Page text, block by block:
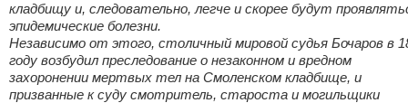
кладбищу и, следовательно, легче и скорее будут
эпидемические болезни.
Независимо от этого, столичный мировой судья Бочаров в
году возбудил преследование о незаконном и вредном
захоронении мертвых тел на Смоленском кладбище, и
призванные к суду смотритель, староста и могильщики